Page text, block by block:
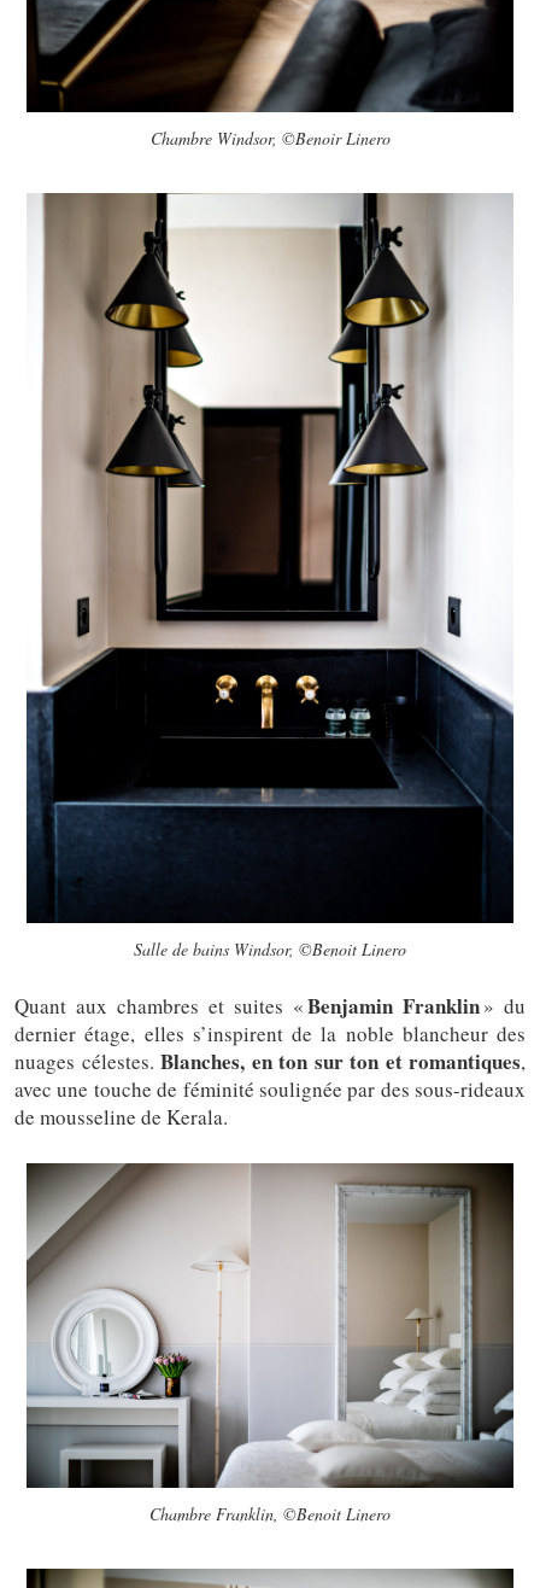
Chambre Windsor, ©Benoir Linero
Salle de bains Windsor, ©Benoit Linero
Quant aux chambres et suites «Benjamin Franklin» du
dernier étage, elles s’inspirent de la noble blancheur des
nuages célestes. Blanches, en ton sur ton et romantiques,
avec une touche de féminité soulignée par des sous-rideaux
de mousseline de Kerala.
Chambre Franklin, ©Benoit Linero